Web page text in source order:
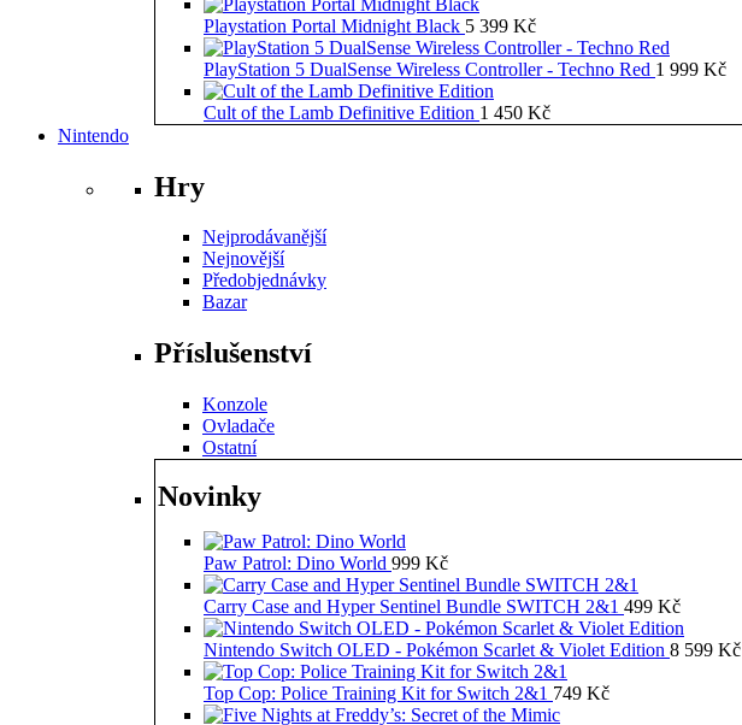
Playstation Portal Midnight Black 5 399 Kč
PlayStation 5 DualSense Wireless Controller - Techno Red 1 999 Kč
Cult of the Lamb Definitive Edition 1 450 Kč
Nintendo
Hry
Nejprodávanější
Nejnovější
Předobjednávky
Bazar
Příslušenství
Konzole
Ovladače
Ostatní
Novinky
Paw Patrol: Dino World 999 Kč
Carry Case and Hyper Sentinel Bundle SWITCH 2&1 499 Kč
Nintendo Switch OLED - Pokémon Scarlet & Violet Edition 8 599 Kč
Top Cop: Police Training Kit for Switch 2&1 749 Kč